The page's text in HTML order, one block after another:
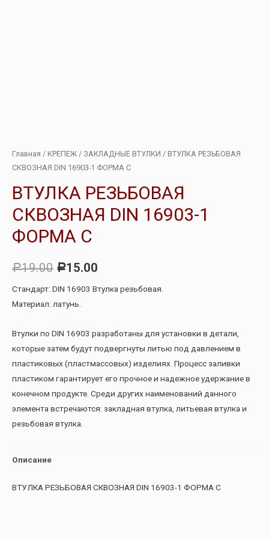
Главная / КРЕПЕЖ / ЗАКЛАДНЫЕ ВТУЛКИ / ВТУЛКА РЕЗЬБОВАЯ
СКВОЗНАЯ DIN 16903-1 ФОРМА С
ВТУЛКА РЕЗЬБОВАЯ
СКВОЗНАЯ DIN 16903-1
ФОРМА С
Р19.00 Р15.00
Стандарт: DIN 16903 Втулка резьбовая.
Материал: латунь.
Втулки по DIN 16903 разработаны для установки в детали,
которые затем будут подвергнуты литью под давлением в
пластиковых (пластмассовых) изделиях. Процесс заливки
пластиком гарантирует его прочное и надежное удержание в
конечном продукте. Среди других наименований данного
элемента встречаются: закладная втулка, литьевая втулка и
резьбовая втулка.
Описание
ВТУЛКА РЕЗЬБОВАЯ СКВОЗНАЯ DIN 16903-1 ФОРМА С